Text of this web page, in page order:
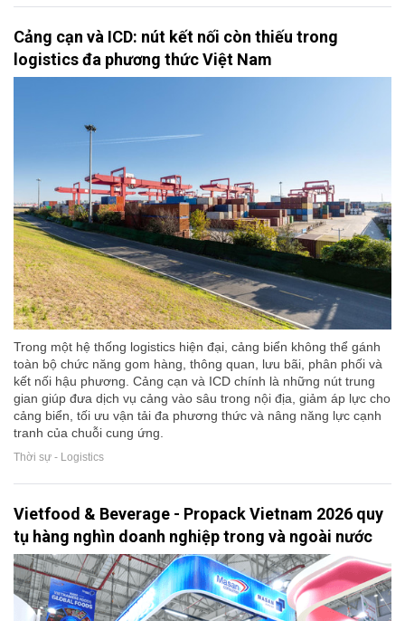
Cảng cạn và ICD: nút kết nối còn thiếu trong
logistics đa phương thức Việt Nam
Trong một hệ thống logistics hiện đại, cảng biển không thể gánh
toàn bộ chức năng gom hàng, thông quan, lưu bãi, phân phối và
kết nối hậu phương. Cảng cạn và ICD chính là những nút trung
gian giúp đưa dịch vụ cảng vào sâu trong nội địa, giảm áp lực cho
cảng biển, tối ưu vận tải đa phương thức và nâng năng lực cạnh
tranh của chuỗi cung ứng.
Thời sự - Logistics
Vietfood & Beverage - Propack Vietnam 2026 quy
tụ hàng nghìn doanh nghiệp trong và ngoài nước